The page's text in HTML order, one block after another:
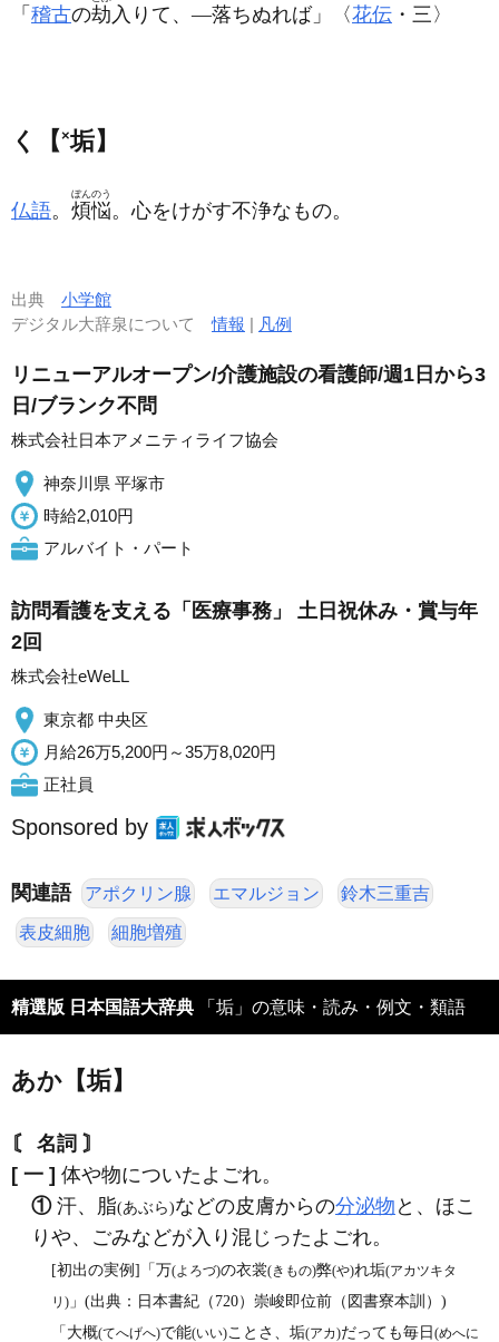
「 稽古の劫 入りて、―落ちぬれば」〈花伝 ・三〉
く【 ×垢】
仏語。 煩悩
ぼんのう
。心をけがす不浄なもの。
出典 小学館
デジタル大辞泉について情報 | 凡例
リニューアルオープン/介護施設の看護師/週1日から3
日/ブランク不問
株式会社日本アメニティライフ協会
神奈川県 平塚市
時給2,010円
アルバイト・パート
訪問看護を支える「医療事務」 土日祝休み・賞与年
2回
株式会社eWeLL
東京都 中央区
月給26万5,200円～35万8,020円
正社員
Sponsored by
関連語 アポクリン腺 エマルジョン 鈴木三重吉
表皮細胞 細胞増殖
精選版 日本国語大辞典 「垢」の意味・読み・例文・類語
あか【垢】
〘 名詞 〙
[ 一 ] 体や物についたよごれ。
①汗、脂(あぶら)などの皮膚からの分泌物 と、ほこ
りや、ごみなどが入り混じったよごれ。
[初出の実例]「万(よろづ)の衣裳(きもの)弊(や)れ垢(アカツキタ
リ) 」(出典：日本書紀（720）崇峻即位前（図書寮本訓）)
「大概(てへげへ)で能(いい)ことさ、垢(アカ)だっても毎日(めへに